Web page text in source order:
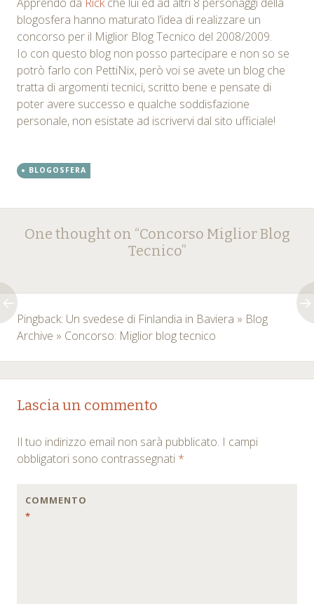
blogosfera hanno maturato l’idea di realizzare un
concorso per il Miglior Blog Tecnico del 2008/2009.
Io con questo blog non posso partecipare e non so se
potrò farlo con PettiNix, però voi se avete un blog che
tratta di argomenti tecnici, scritto bene e pensate di
poter avere successo e qualche soddisfazione
personale, non esistate ad iscrivervi dal sito ufficiale!
BLOGOSFERA
Post
navigation
One thought on “Concorso Miglior Blog
Tecnico”
Pingback: Un svedese di Finlandia in Baviera » Blog
Archive » Concorso: Miglior blog tecnico
Lascia un commento
Il tuo indirizzo email non sarà pubblicato. I campi
obbligatori sono contrassegnati *
COMMENTO
*